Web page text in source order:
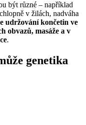
být různé – například
v žilách, nadváha
udržování končetin ve
obvazů, masáže a v
.
genetika